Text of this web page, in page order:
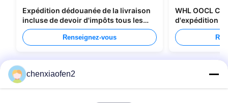
Expédition dédouanée de la livraison
incluse de devoir d'impôts tous les
types d'emballage
Renseignez-vous
WHL OOCL
d'expédition
Chine au
chenxiaofen2